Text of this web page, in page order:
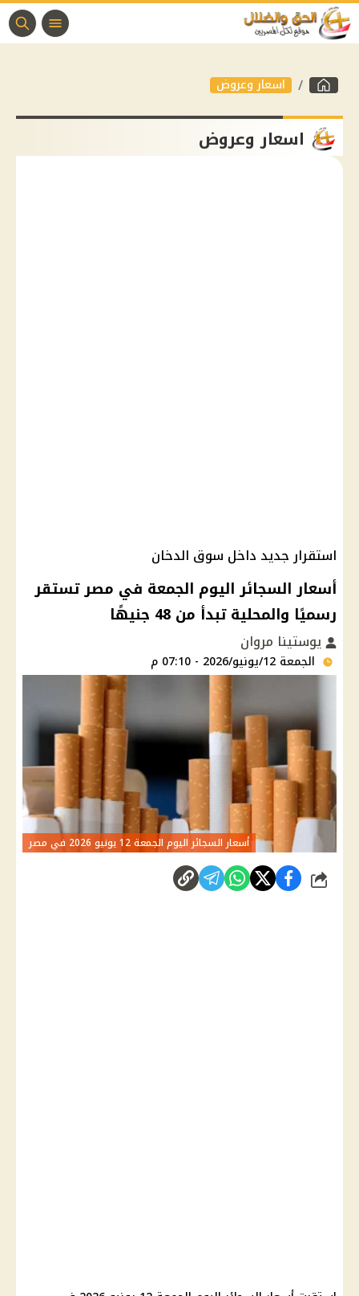
اسعار وعروض
اسعار وعروض
استقرار جديد داخل سوق الدخان
أسعار السجائر اليوم الجمعة في مصر تستقر
رسميًا والمحلية تبدأ من 48 جنيهًا
يوستينا مروان
الجمعة 12/يونيو/2026 - 07:10 م
أسعار السجائر اليوم الجمعة 12 يونيو 2026 في مصر
شارك